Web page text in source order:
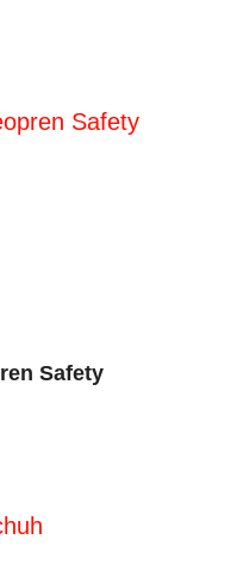
Safety